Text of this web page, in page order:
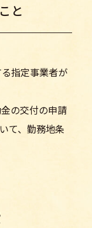
と
指定事業者が
の交付の申請
て、勤務地条